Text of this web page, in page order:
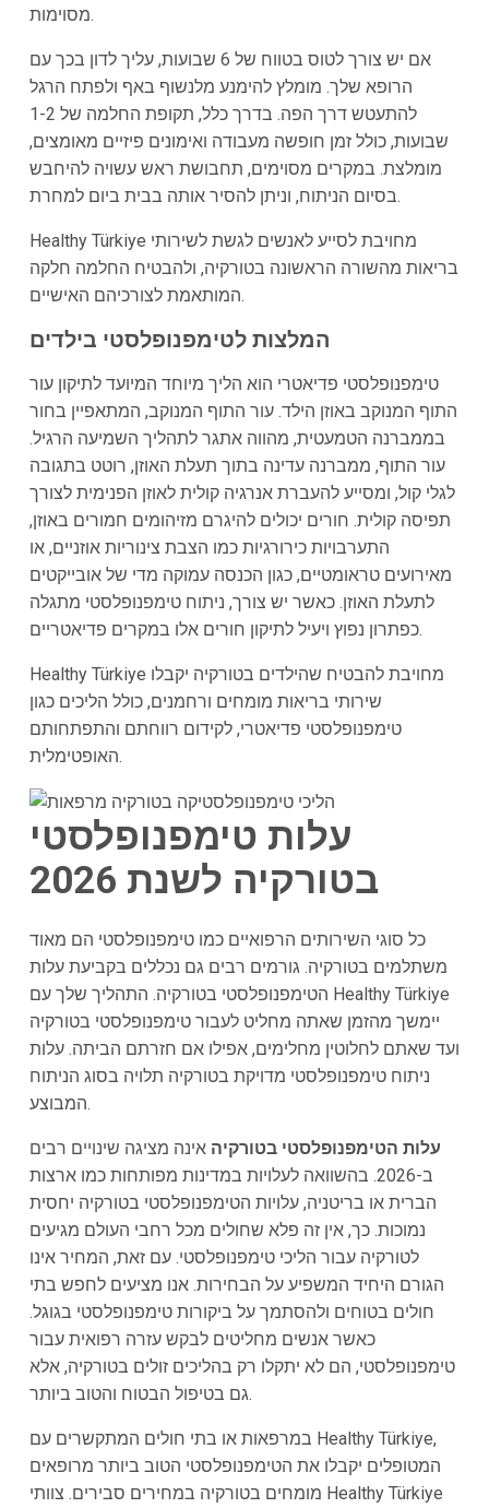
מסוימות.
אם יש צורך לטוס בטווח של 6 שבועות, עליך לדון בכך עם
הרופא שלך. מומלץ להימנע מלנשוף באף ולפתח הרגל
להתעטש דרך הפה. בדרך כלל, תקופת החלמה של 1-2
שבועות, כולל זמן חופשה מעבודה ואימונים פיזיים מאומצים,
מומלצת. במקרים מסוימים, תחבושת ראש עשויה להיחבש
בסיום הניתוח, וניתן להסיר אותה בבית ביום למחרת.
Healthy Türkiye מחויבת לסייע לאנשים לגשת לשירותי
בריאות מהשורה הראשונה בטורקיה, ולהבטיח החלמה חלקה
המותאמת לצורכיהם האישיים.
המלצות לטימפנופלסטי בילדים
טימפנופלסטי פדיאטרי הוא הליך מיוחד המיועד לתיקון עור
התוף המנוקב באוזן הילד. עור התוף המנוקב, המתאפיין בחור
בממברנה הטמעטית, מהווה אתגר לתהליך השמיעה הרגיל.
עור התוף, ממברנה עדינה בתוך תעלת האוזן, רוטט בתגובה
לגלי קול, ומסייע להעברת אנרגיה קולית לאוזן הפנימית לצורך
תפיסה קולית. חורים יכולים להיגרם מזיהומים חמורים באוזן,
התערבויות כירורגיות כמו הצבת צינוריות אוזניים, או
מאירועים טראומטיים, כגון הכנסה עמוקה מדי של אובייקטים
לתעלת האוזן. כאשר יש צורך, ניתוח טימפנופלסטי מתגלה
כפתרון נפוץ ויעיל לתיקון חורים אלו במקרים פדיאטריים.
Healthy Türkiye מחויבת להבטיח שהילדים בטורקיה יקבלו
שירותי בריאות מומחים ורחמנים, כולל הליכים כגון
טימפנופלסטי פדיאטרי, לקידום רווחתם והתפתחותם
האופטימלית.
עלות טימפנופלסטי
בטורקיה לשנת 2026
כל סוגי השירותים הרפואיים כמו טימפנופלסטי הם מאוד
משתלמים בטורקיה. גורמים רבים גם נכללים בקביעת עלות
הטימפנופלסטי בטורקיה. התהליך שלך עם Healthy Türkiye
יימשך מהזמן שאתה מחליט לעבור טימפנופלסטי בטורקיה
ועד שאתם לחלוטין מחלימים, אפילו אם חזרתם הביתה. עלות
ניתוח טימפנופלסטי מדויקת בטורקיה תלויה בסוג הניתוח
המבוצע.
עלות הטימפנופלסטי בטורקיה אינה מציגה שינויים רבים
ב-2026. בהשוואה לעלויות במדינות מפותחות כמו ארצות
הברית או בריטניה, עלויות הטימפנופלסטי בטורקיה יחסית
נמוכות. כך, אין זה פלא שחולים מכל רחבי העולם מגיעים
לטורקיה עבור הליכי טימפנופלסטי. עם זאת, המחיר אינו
הגורם היחיד המשפיע על הבחירות. אנו מציעים לחפש בתי
חולים בטוחים ולהסתמך על ביקורות טימפנופלסטי בגוגל.
כאשר אנשים מחליטים לבקש עזרה רפואית עבור
טימפנופלסטי, הם לא יתקלו רק בהליכים זולים בטורקיה, אלא
גם בטיפול הבטוח והטוב ביותר.
במרפאות או בתי חולים המתקשרים עם Healthy Türkiye,
המטופלים יקבלו את הטימפנופלסטי הטוב ביותר מרופאים
מומחים בטורקיה במחירים סבירים. צוותי Healthy Türkiye